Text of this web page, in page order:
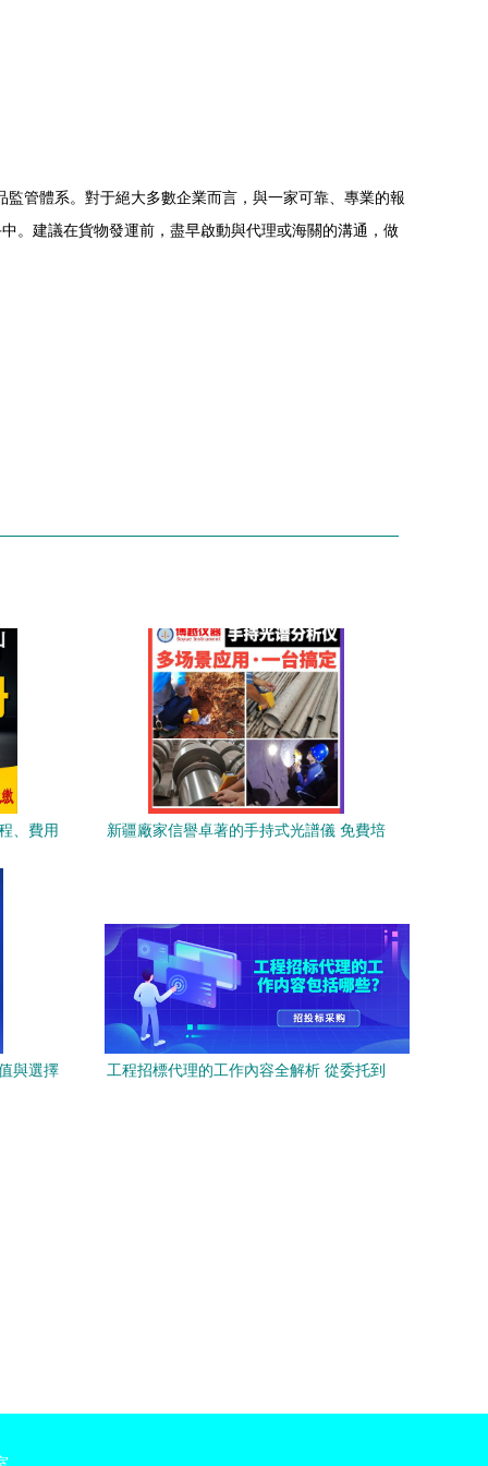
管體系。對于絕大多數企業而言，與一家可靠、專業的報
。建議在貨物發運前，盡早啟動與代理或海關的溝通，做
、費用
新疆廠家信譽卓著的手持式光譜儀 免費培
與選擇
工程招標代理的工作內容全解析 從委托到